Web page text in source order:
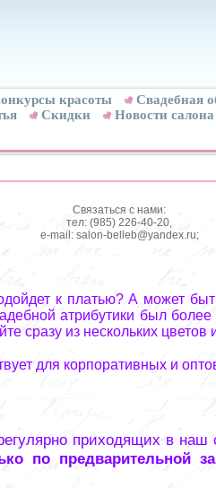
красоты Свадебная
Скидки Новости салона
Связаться с нами:
тел: (985) 226-40-20,
e-mail: salon-belleb@yandex.ru;
к платью? А может
атрибутики был
сразу из нескольких цветов
для корпоративных и
приходящих в
по предварительной